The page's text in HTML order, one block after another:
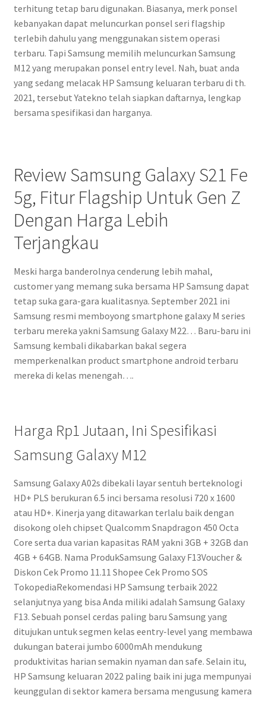
terhitung tetap baru digunakan. Biasanya, merk ponsel
kebanyakan dapat meluncurkan ponsel seri flagship
terlebih dahulu yang menggunakan sistem operasi
terbaru. Tapi Samsung memilih meluncurkan Samsung
M12 yang merupakan ponsel entry level. Nah, buat anda
yang sedang melacak HP Samsung keluaran terbaru di th.
2021, tersebut Yatekno telah siapkan daftarnya, lengkap
bersama spesifikasi dan harganya.
Review Samsung Galaxy S21 Fe
5g, Fitur Flagship Untuk Gen Z
Dengan Harga Lebih
Terjangkau
Meski harga banderolnya cenderung lebih mahal,
customer yang memang suka bersama HP Samsung dapat
tetap suka gara-gara kualitasnya. September 2021 ini
Samsung resmi memboyong smartphone galaxy M series
terbaru mereka yakni Samsung Galaxy M22… Baru-baru ini
Samsung kembali dikabarkan bakal segera
memperkenalkan product smartphone android terbaru
mereka di kelas menengah….
Harga Rp1 Jutaan, Ini Spesifikasi
Samsung Galaxy M12
Samsung Galaxy A02s dibekali layar sentuh berteknologi
HD+ PLS berukuran 6.5 inci bersama resolusi 720 x 1600
atau HD+. Kinerja yang ditawarkan terlalu baik dengan
disokong oleh chipset Qualcomm Snapdragon 450 Octa
Core serta dua varian kapasitas RAM yakni 3GB + 32GB dan
4GB + 64GB. Nama ProdukSamsung Galaxy F13Voucher &
Diskon Cek Promo 11.11 Shopee Cek Promo SOS
TokopediaRekomendasi HP Samsung terbaik 2022
selanjutnya yang bisa Anda miliki adalah Samsung Galaxy
F13. Sebuah ponsel cerdas paling baru Samsung yang
ditujukan untuk segmen kelas eentry-level yang membawa
dukungan baterai jumbo 6000mAh mendukung
produktivitas harian semakin nyaman dan safe. Selain itu,
HP Samsung keluaran 2022 paling baik ini juga mempunyai
keunggulan di sektor kamera bersama mengusung kamera